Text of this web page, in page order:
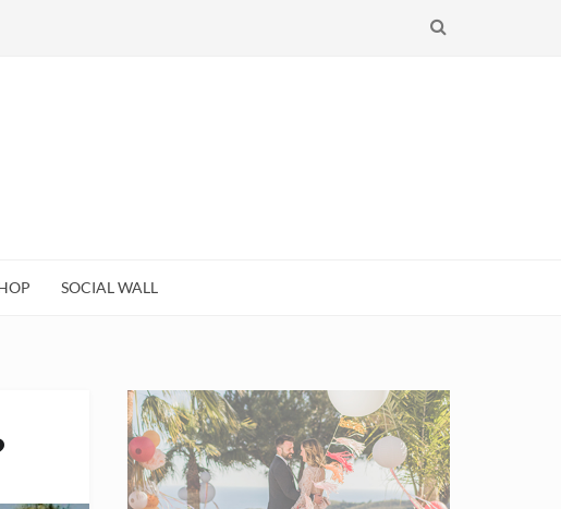
RECHERCHE
SOCIAL WALL